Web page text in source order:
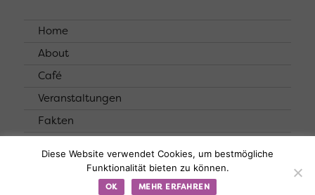
Beiträge
Home
About
Café
Veranstaltungen
Fakten
Datenschutzerklärung
Diese Website verwendet Cookies, um bestmögliche
Funktionalität bieten zu können.
OK MEHR ERFAHREN